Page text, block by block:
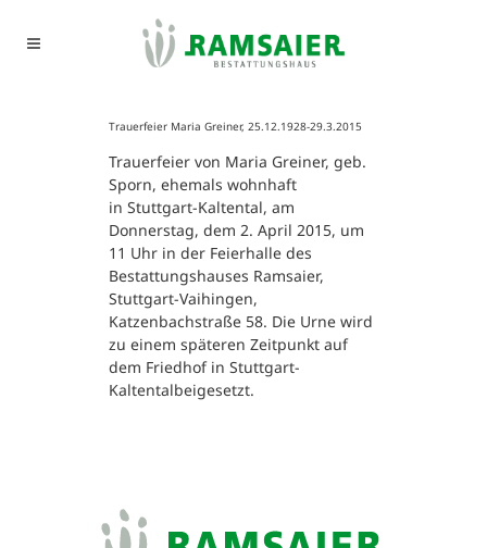
Trauerfeier Maria Greiner, 25.12.1928-29.3.2015
Trauerfeier von Maria Greiner, geb.
Sporn, ehemals wohnhaft
in Stuttgart-Kaltental, am
Donnerstag, dem 2. April 2015, um
11 Uhr in der Feierhalle des
Bestattungshauses Ramsaier,
Stuttgart-Vaihingen,
Katzenbachstraße 58. Die Urne wird
zu einem späteren Zeitpunkt auf
dem Friedhof in Stuttgart-
Kaltentalbeigesetzt.